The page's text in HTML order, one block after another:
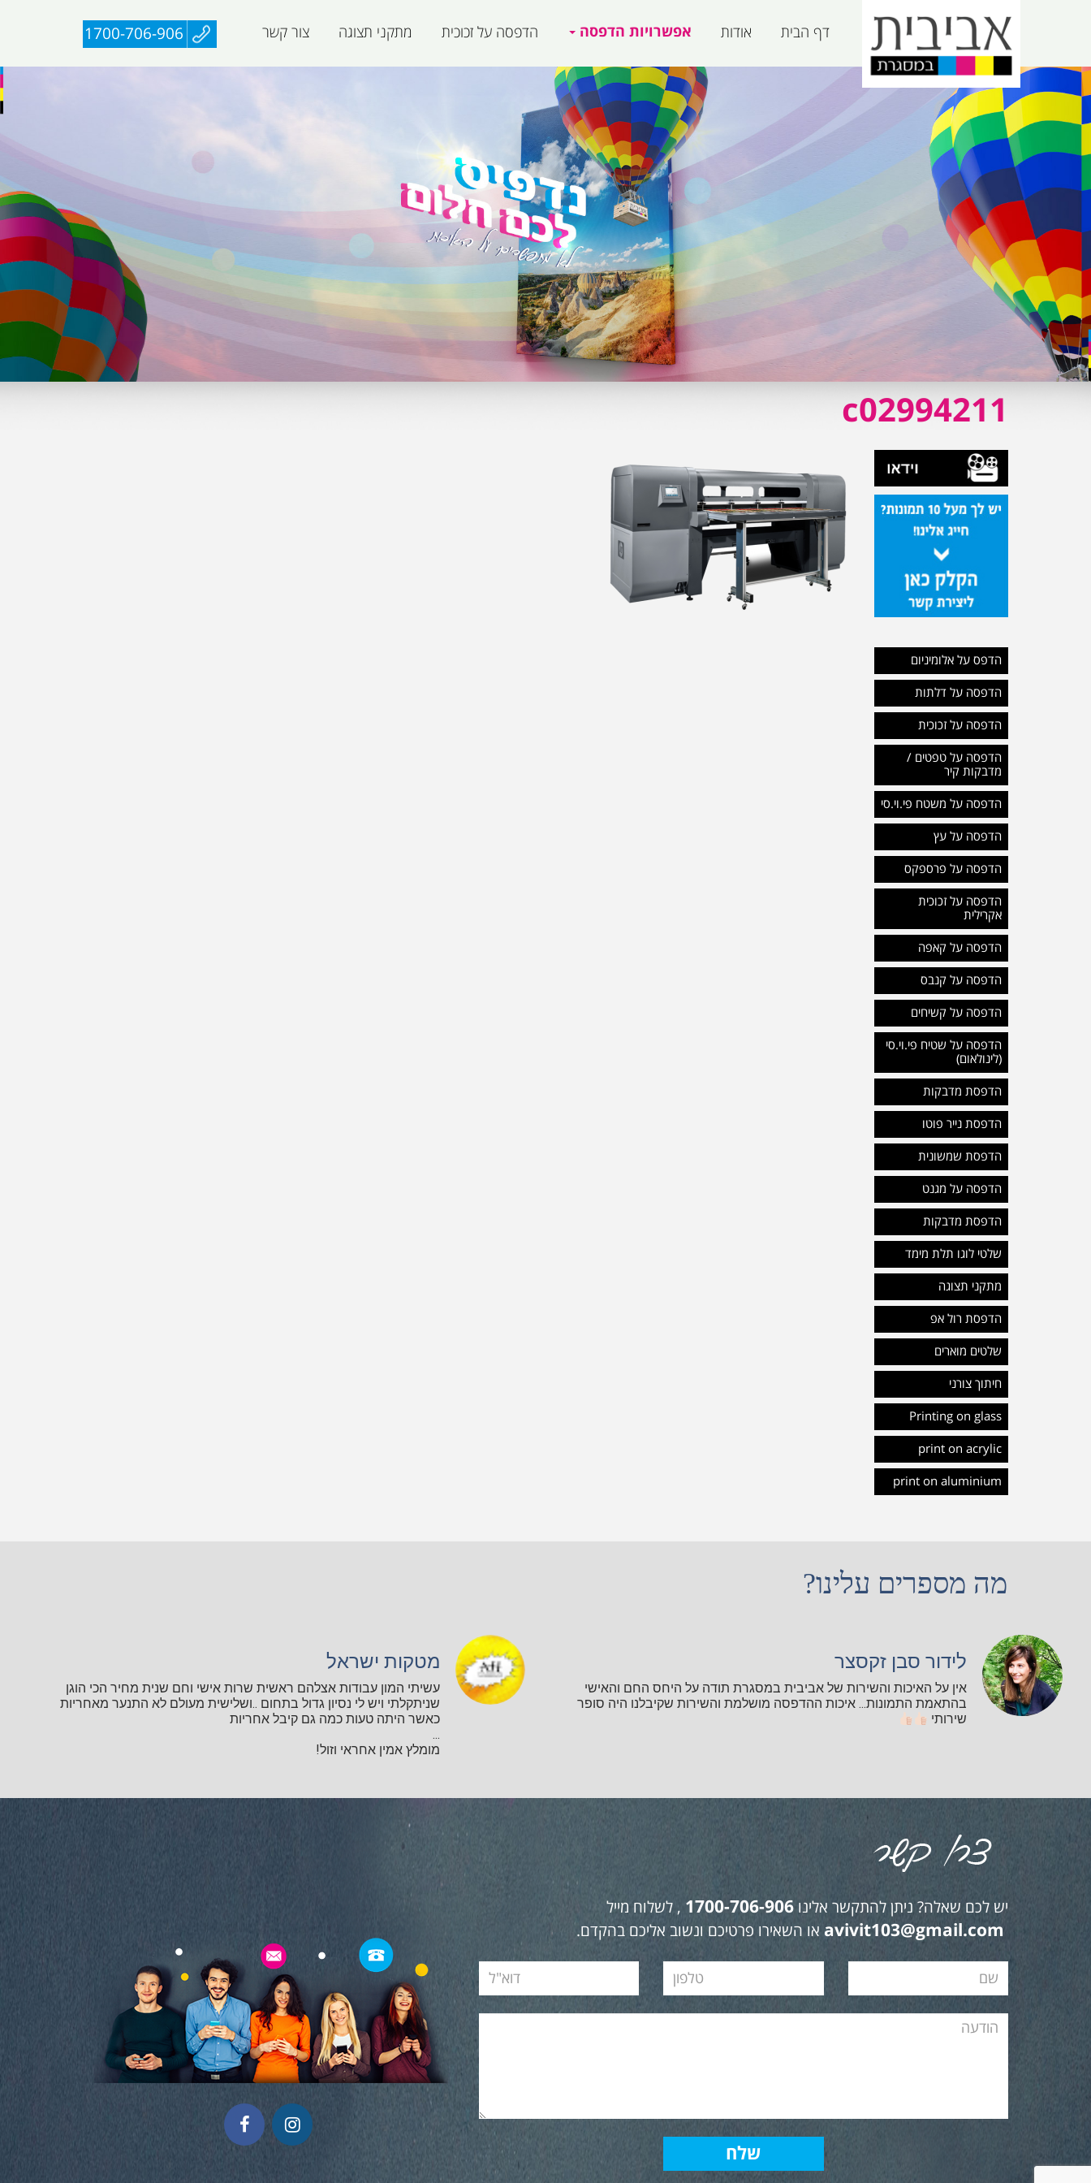
1700-706-906 דף הבית אודות אפשרויות הדפסה הדפסה על זכוכית מתקני תצוגה צור קשר
c02994211
הדפס על אלומיניום
הדפסה על דלתות
הדפסה על זכוכית
הדפסה על טפטים /
מדבקות קיר
הדפסה על משטח פי.וי.סי
הדפסה על עץ
הדפסה על פרספקס
הדפסה על זכוכית
אקרילית
הדפסה על קאפה
הדפסה על קנבס
הדפסה על קשיחים
הדפסה על שטיח פי.וי.סי
(לינולאום)
הדפסת מדבקות
הדפסת נייר פוטו
הדפסת שמשונית
הדפסה על מגנט
הדפסת מדבקות
שלטי לוגו תלת מימד
מתקני תצוגה
הדפסת רול אפ
שלטים מוארים
חיתוך צורני
Printing on glass
print on acrylic
print on aluminium
מה מספרים עלינו?
לידור סבן זקסצר
אין על האיכות והשירות של אביבית במסגרת תודה על היחס החם והאישי
בהתאמת התמונות... איכות ההדפסה מושלמת והשירות שקיבלנו היה סופר
שירותי
מטקות ישראל
עשיתי המון עבודות אצלהם ראשית שרות אישי וחם שנית מחיר הכי הוגן
שניתקלתי ויש לי נסיון גדול בתחום ..ושלישית מעולם לא התנער מאחריות
כאשר היתה טעות כמה גם קיבל אחריות
...
מומלץ אמין אחראי וזול!
יש לכם שאלה? ניתן להתקשר אלינו 1700-706-906 , לשלוח מייל
avivit103@gmail.com או השאירו פרטיכם ונשוב אליכם בהקדם.